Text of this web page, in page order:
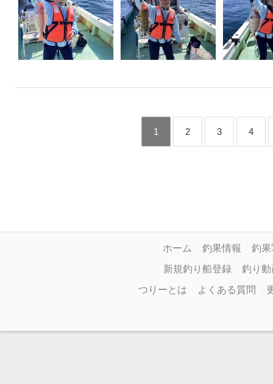
1 2 3 4
ホーム 釣果情報
釣
新規釣り船登録
釣り動
つりーとは
よくある質問